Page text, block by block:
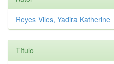
Reyes Viles, Yadira Katherine
Título